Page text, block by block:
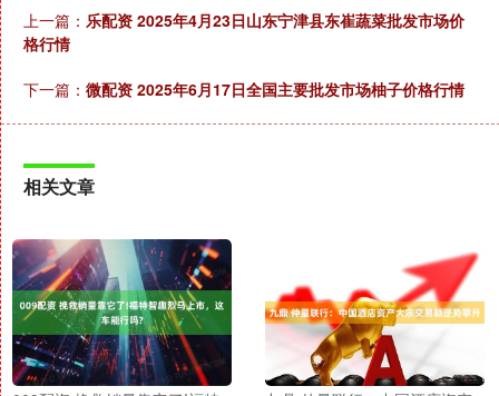
上一篇： 乐配资 2025年4月23日山东宁津县东崔蔬菜批发市场价
格行情
下一篇： 微配资 2025年6月17日全国主要批发市场柚子价格行情
相关文章